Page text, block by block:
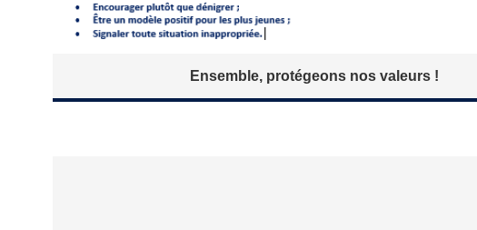
Ensemble, protégeons nos valeurs !